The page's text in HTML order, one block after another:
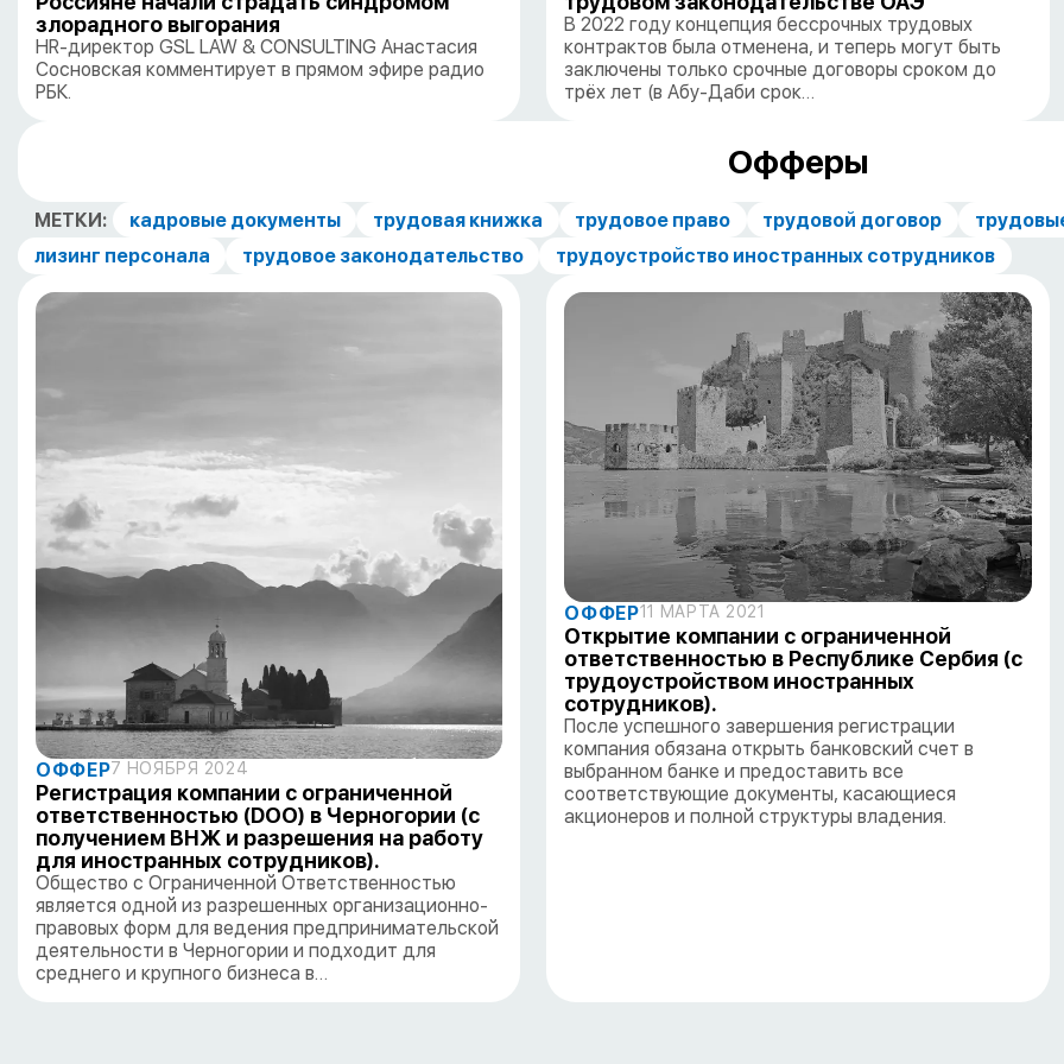
злорадного выгорания
HR-директор GSL LAW & CONSULTING Анастасия
Сосновская комментирует в прямом эфире радио
РБК.
В 2022 году концепция бессрочных трудовых
контрактов была отменена, и теперь могут быть
заключены только срочные договоры сроком до
трёх лет (в Абу-Даби срок…
Офферы
МЕТКИ: кадровые документы трудовая книжка трудовое право трудовой договор
лизинг персонала
трудовое законодательство трудоустройство иностранных сотрудников
ОФФЕР7 НОЯБРЯ 2024
Регистрация компании с ограниченной
ответственностью (DOO) в Черногории (с
получением ВНЖ и разрешения на работу
для иностранных сотрудников).
Общество с Ограниченной Ответственностью
является одной из разрешенных организационно-
правовых форм для ведения предпринимательской
деятельности в Черногории и подходит для
среднего и крупного бизнеса в…
ОФФЕР11 МАРТА 2021
Открытие компании с ограниченной
ответственностью в Республике Сербия (с
трудоустройством иностранных
сотрудников).
После успешного завершения регистрации
компания обязана открыть банковский счет в
выбранном банке и предоставить все
соответствующие документы, касающиеся
акционеров и полной структуры владения.